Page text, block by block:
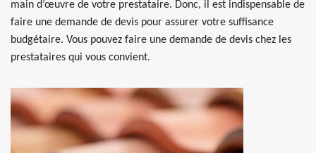
main d’œuvre de votre prestataire. Donc, il est indispensable de
faire une demande de devis pour assurer votre suffisance
budgétaire. Vous pouvez faire une demande de devis chez les
prestataires qui vous convient.